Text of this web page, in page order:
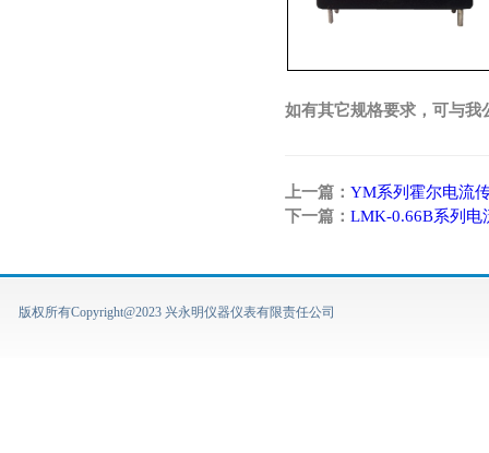
如有其它规格要求，可与我
上一篇： YM系列霍尔电流
下一篇： LMK-0.66B系列电
版权所有Copyright@2023 兴永明仪器仪表有限责任公司